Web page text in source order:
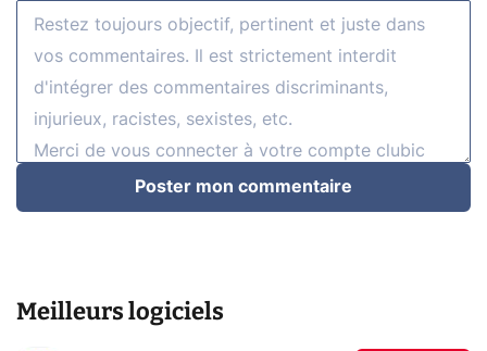
Poster mon commentaire
Meilleurs logiciels